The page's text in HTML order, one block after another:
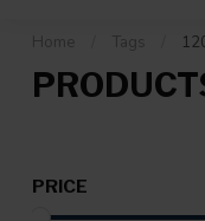
Home Tags
PRICE